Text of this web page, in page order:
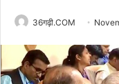
36गढ़ी.COM